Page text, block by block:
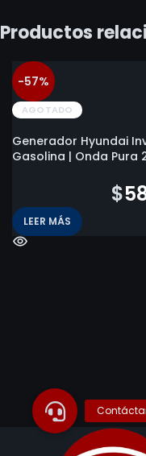
Productos
-57%
AGOTADO
Generador Hyundai
Gasolina | Onda Pura
$
LEER MÁS